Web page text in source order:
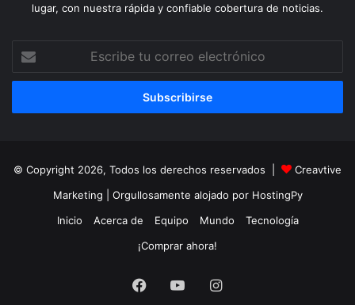
lugar, con nuestra rápida y confiable cobertura de noticias.
correo
© Copyright 2026, Todos los derechos reservados |
Creavtive
Marketing | Orgullosamente alojado por HostingPy
Inicio
Acerca de Equipo Mundo
Tecnología
¡Comprar ahora!
Facebook
YouTubeInstagram